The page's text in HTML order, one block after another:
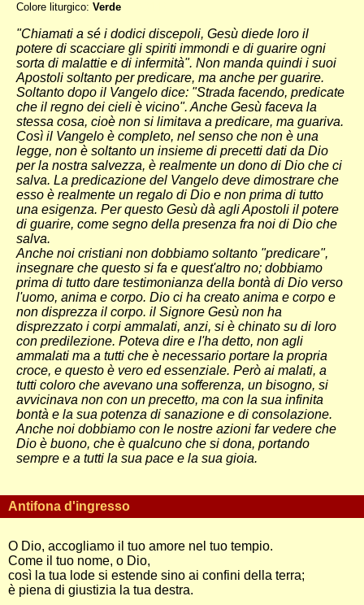
Colore liturgico: Verde
"Chiamati a sé i dodici discepoli, Gesù diede loro il
potere di scacciare gli spiriti immondi e di guarire ogni
sorta di malattie e di infermità". Non manda quindi i suoi
Apostoli soltanto per predicare, ma anche per guarire.
Soltanto dopo il Vangelo dice: "Strada facendo, predicate
che il regno dei cieli è vicino". Anche Gesù faceva la
stessa cosa, cioè non si limitava a predicare, ma guariva.
Così il Vangelo è completo, nel senso che non è una
legge, non è soltanto un insieme di precetti dati da Dio
per la nostra salvezza, è realmente un dono di Dio che ci
salva. La predicazione del Vangelo deve dimostrare che
esso è realmente un regalo di Dio e non prima di tutto
una esigenza. Per questo Gesù dà agli Apostoli il potere
di guarire, come segno della presenza fra noi di Dio che
salva.
Anche noi cristiani non dobbiamo soltanto "predicare",
insegnare che questo si fa e quest'altro no; dobbiamo
prima di tutto dare testimonianza della bontà di Dio verso
l'uomo, anima e corpo. Dio ci ha creato anima e corpo e
non disprezza il corpo. il Signore Gesù non ha
disprezzato i corpi ammalati, anzi, si è chinato su di loro
con predilezione. Poteva dire e l'ha detto, non agli
ammalati ma a tutti che è necessario portare la propria
croce, e questo è vero ed essenziale. Però ai malati, a
tutti coloro che avevano una sofferenza, un bisogno, si
avvicinava non con un precetto, ma con la sua infinita
bontà e la sua potenza di sanazione e di consolazione.
Anche noi dobbiamo con le nostre azioni far vedere che
Dio è buono, che è qualcuno che si dona, portando
sempre e a tutti la sua pace e la sua gioia.
Antifona d'ingresso
O Dio, accogliamo il tuo amore nel tuo tempio.
Come il tuo nome, o Dio,
così la tua lode si estende sino ai confini della terra;
è piena di giustizia la tua destra.